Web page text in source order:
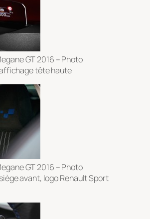
GT 2016 – Photo
tête haute
GT 2016 – Photo
avant, logo Renault Sport